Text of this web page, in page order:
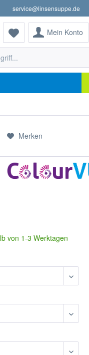
service@linsensuppe.de
Mein Konto
Merken
von 1-3 Werktagen